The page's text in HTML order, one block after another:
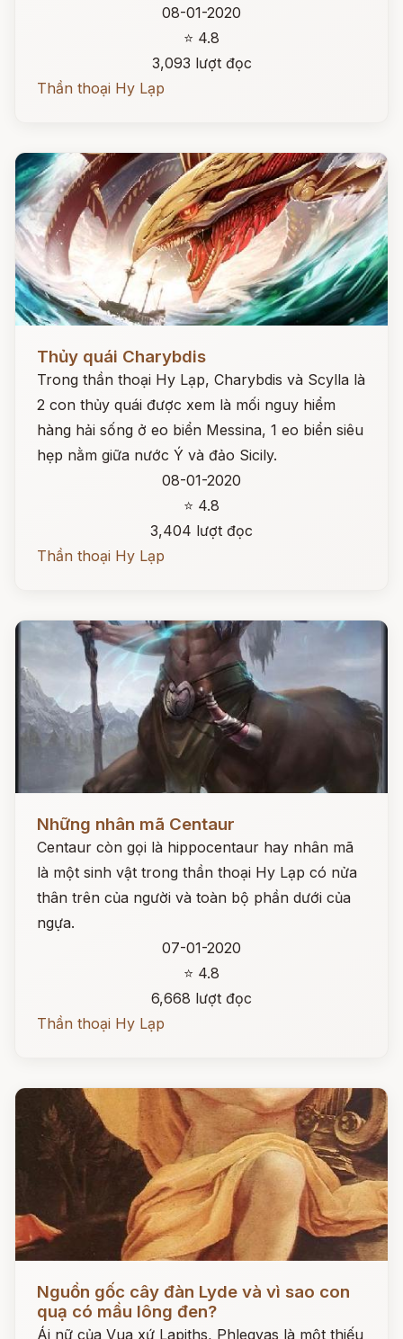
08-01-2020
⭐ 4.8
3,093 lượt đọc
Thần thoại Hy Lạp
Thủy quái Charybdis
Trong thần thoại Hy Lạp, Charybdis và Scylla là
2 con thủy quái được xem là mối nguy hiểm
hàng hải sống ở eo biển Messina, 1 eo biển siêu
hẹp nằm giữa nước Ý và đảo Sicily.
08-01-2020
⭐ 4.8
3,404 lượt đọc
Thần thoại Hy Lạp
Những nhân mã Centaur
Centaur còn gọi là hippocentaur hay nhân mã
là một sinh vật trong thần thoại Hy Lạp có nửa
thân trên của người và toàn bộ phần dưới của
ngựa.
07-01-2020
⭐ 4.8
6,668 lượt đọc
Thần thoại Hy Lạp
Đọc ngay
Nguồn gốc cây đàn Lyde và vì sao con
quạ có mầu lông đen?
Ái nữ của Vua xứ Lapiths, Phlegyas là một thiếu